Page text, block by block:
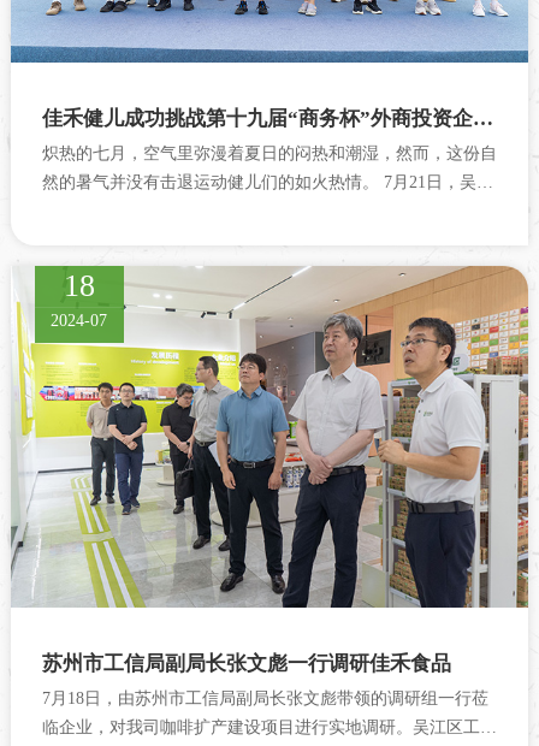
佳禾健儿成功挑战第十九届“商务杯”外商投资企业运动会政企5000米徒步
炽热的七月，空气里弥漫着夏日的闷热和潮湿，然而，这份自
然的暑气并没有击退运动健儿们的如火热情。 7月21日，吴江
18
2024-07
苏州市工信局副局长张文彪一行调研佳禾食品
7月18日，由苏州市工信局副局长张文彪带领的调研组一行莅
临企业，对我司咖啡扩产建设项目进行实地调研。吴江区工信